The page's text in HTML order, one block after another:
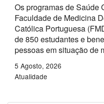
Os programas de Saúde
Faculdade de Medicina
Católica Portuguesa
de 850 estudantes e
pessoas em situação de
5 Agosto, 2026
Atualidade